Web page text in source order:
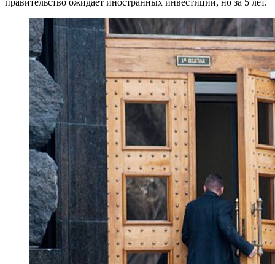
правительство ожидает иностранных инвестиций, но за 5 лет.